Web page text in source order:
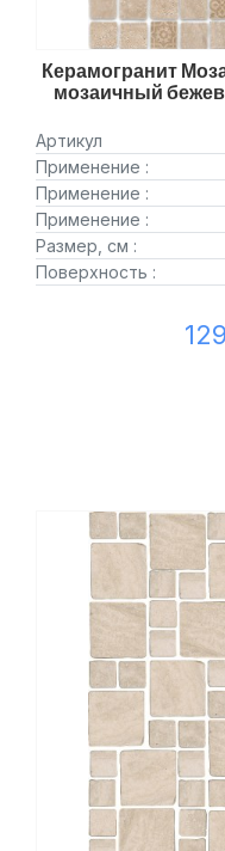
Керамогранит
мозаичный
Артикул
Применение :
Применение :
Применение :
Размер, см :
Поверхность :